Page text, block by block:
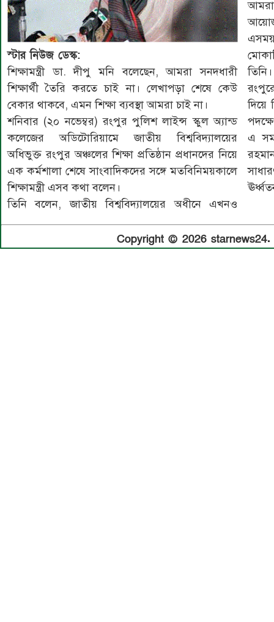
স্টার নিউজ ডেস্ক:
শিক্ষামন্ত্রী ডা. দীপু মনি বলেছেন, আমরা সনদধারী
শিক্ষার্থী তৈরি করতে চাই না। লেখাপড়া শেষে কেউ
বেকার থাকবে, এমন শিক্ষা ব্যবস্থা আমরা চাই না।
শনিবার (২০ নভেম্বর) রংপুর পুলিশ লাইন্স স্কুল অ্যান্ড
কলেজের অডিটোরিয়ামে জাতীয় বিশ্ববিদ্যালয়ের
অধিভুক্ত রংপুর অঞ্চলের শিক্ষা প্রতিষ্ঠান প্রধানদের নিয়ে
এক কর্মশালা শেষে সাংবাদিকদের সঙ্গে মতবিনিময়কালে
শিক্ষামন্ত্রী এসব কথা বলেন।
তিনি বলেন, জাতীয় বিশ্ববিদ্যালয়ের অধীনে এখনও
আমরা
এসময়
তিনি।
দিয়ে
এ
Copyright © 2026